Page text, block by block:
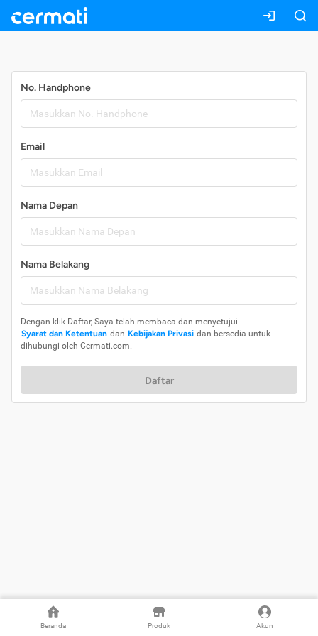
Beranda Produk Akun
No. Handphone
Email
Nama Depan
Nama Belakang
Dengan klik Daftar, Saya telah membaca dan menyetujui
Syarat dan Ketentuan dan Kebijakan Privasi dan bersedia untuk
dihubungi oleh Cermati.com.
Daftar